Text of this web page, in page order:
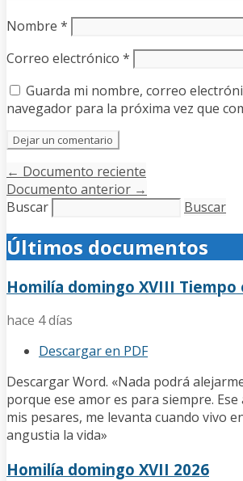
Nombre *
Correo electrónico *
Guarda mi nombre, correo
navegador para la próxima vez que
← Documento reciente
Documento anterior →
Buscar
Buscar
Últimos documentos
Homilía domingo XVIII Tiempo
hace 4 días
Descargar en PDF
Descargar Word. «Nada podrá
porque ese amor es para siempre.
mis pesares, me levanta cuando vivo
angustia la vida»
Homilía domingo XVII 2026